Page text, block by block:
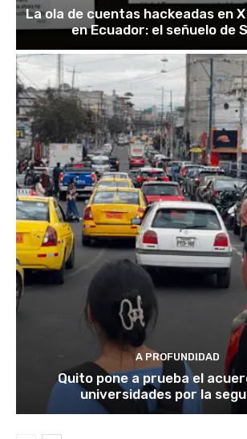
La ola de cuentas hackeadas en
en Ecuador: el señuelo de
A PROFUNDIDAD
Quito pone a prueba el
universidades por la